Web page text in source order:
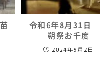
令和6年8月31日
朔祭お千度
2024年9月2日